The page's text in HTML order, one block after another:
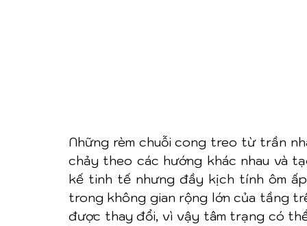
Những rèm chuỗi cong treo từ trần
chảy theo các hướng khác nhau và
kế tinh tế nhưng đầy kịch tính ôm
trong không gian rộng lớn của tầng
được thay đổi, vì vậy tâm trạng có